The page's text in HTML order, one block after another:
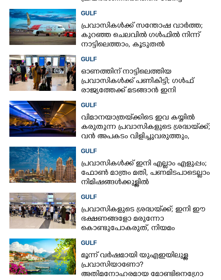
പ്രതിഷേധവുമായി അങ്കമാലിയിലെ
സ്വകാര്യ ബസുകൾ
GULF
പ്രവാസികൾക്ക് സന്തോഷ വാർത്ത;
കുറഞ്ഞ ചെലവിൽ ഗൾഫിൽ നിന്ന്
നാട്ടിലെത്താം,​ കൂടുതൽ
സർവീസുകളുമായി എയർഇന്ത്യ
എക്സ്പ്രസ്
GULF
ഓണത്തിന് നാട്ടിലെത്തിയ
പ്രവാസികൾക്ക് പണികിട്ടി; ഗൾഫ്
രാജ്യത്തേക്ക് മടങ്ങാൻ ഇനി
ഇരട്ടിയിലധികം പണം ചെലവാക്കണം
GULF
വിമാനയാത്രയ്‌ക്കിടെ ഇവ കയ്യിൽ
കരുതുന്ന പ്രവാസികളുടെ ശ്രദ്ധയ്‌ക്ക്;
വൻ അപകടം വിളിച്ചുവരുത്തും,
സൂക്ഷിക്കൂ
GULF
പ്രവാസികൾക്ക് ഇനി എല്ലാം എളുപ്പം;
ഫോൺ മാത്രം മതി,​ പണമിടപാടെല്ലാം
നിമിഷങ്ങൾക്കുള്ളിൽ
GULF
പ്രവാസികളുടെ ശ്രദ്ധയ്‌ക്ക്; ഇനി ഈ
ഭക്ഷണങ്ങളോ മരുന്നോ
കൊണ്ടുപോകരുത്, നിയമം
കർശനമാക്കി യുഎഇ
GULF
മൂന്ന് വർഷമായി യുഎഇയിലുള്ള
പ്രവാസിയാണോ?
അതിമനോഹരമായ മോണ്ടിനെഗ്രോ